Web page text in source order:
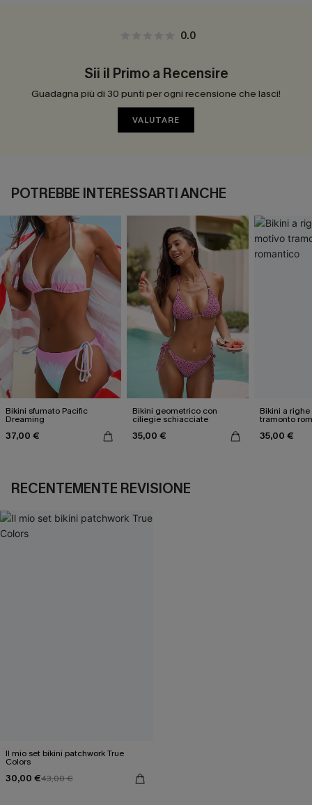
0.0
Sii il Primo a Recensire
Guadagna più di 30 punti per ogni recensione che lasci!
VALUTARE
POTREBBE INTERESSARTI ANCHE
Bikini sfumato Pacific
Dreaming
37,00 €
Bikini geometrico con
ciliegie schiacciate
35,00 €
Bikini a
tramonto
35,00 €
RECENTEMENTE REVISIONE
Il mio set bikini patchwork True
Colors
30,00 €43,00 €